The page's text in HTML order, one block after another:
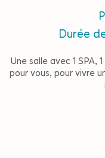
Durée
Une salle avec 1 SPA,
pour vous, pour vivre